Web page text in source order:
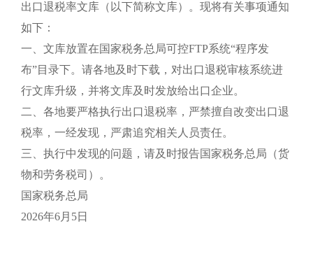
出口退税率文库（以下简称文库）。现将有关事项通知
如下：
一、文库放置在国家税务总局可控FTP系统“程序发
布”目录下。请各地及时下载，对出口退税审核系统进
行文库升级，并将文库及时发放给出口企业。
二、各地要严格执行出口退税率，严禁擅自改变出口退
税率，一经发现，严肃追究相关人员责任。
三、执行中发现的问题，请及时报告国家税务总局（货
物和劳务税司）。
国家税务总局
2026年6月5日